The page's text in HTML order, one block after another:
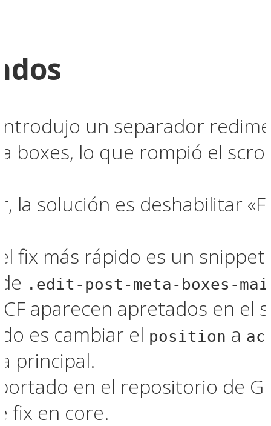
un separador
boxes, lo que rompió el
la solución es deshabilitar
fix más rápido es un snippet
.edit-post-meta-boxes-
aparecen apretados en el
es cambiar el position a
principal.
en el repositorio de
fix en core.